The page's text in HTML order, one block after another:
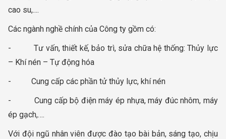
cao su,....
Các ngành nghề chính của Công ty gồm có:
- Tư vấn, thiết kế, bảo trì, sửa chữa hệ thống: Thủy lực
– Khí nén – Tự động hóa
- Cung cấp các phần tử thủy lực, khí nén
- Cung cấp bộ điện máy ép nhựa, máy đúc nhôm, máy
ép gạch,….
Với đội ngũ nhân viên được đào tạo bài bản, sáng tạo, chịu